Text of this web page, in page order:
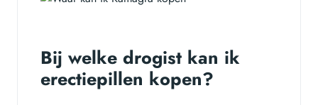
Bij welke drogist kan ik
erectiepillen kopen?